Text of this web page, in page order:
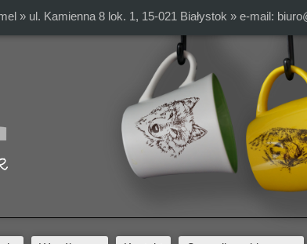
» ul. Kamienna 8 lok. 1, 15-021 Białystok » e-mail: